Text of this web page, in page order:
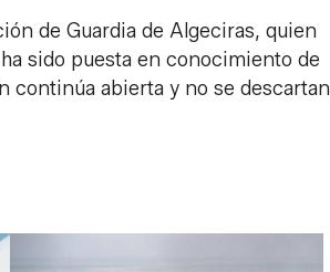
de Guardia de Algeciras, quien
sido puesta en conocimiento de
continúa abierta y no se descartan